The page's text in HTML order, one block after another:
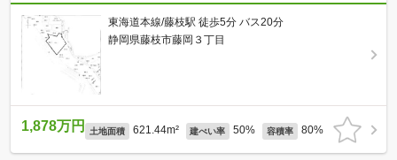
東海道本線/藤枝駅 徒歩5分 バス20分
静岡県藤枝市藤岡３丁目
1,878万円 土地面積 621.44m² 建ぺい率 50% 容積率 80%